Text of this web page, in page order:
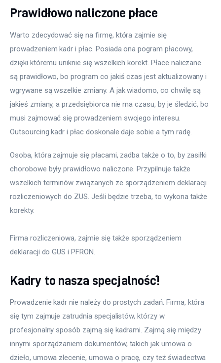
Prawidłowo naliczone płace
Warto zdecydować się na firmę, która zajmie się
prowadzeniem kadr i płac. Posiada ona pogram płacowy,
dzięki któremu uniknie się wszelkich korekt. Płace naliczane
są prawidłowo, bo program co jakiś czas jest aktualizowany i
wgrywane są wszelkie zmiany. A jak wiadomo, co chwilę są
jakieś zmiany, a przedsiębiorca nie ma czasu, by je śledzić, bo
musi zajmować się prowadzeniem swojego interesu.
Outsourcing kadr i płac doskonale daje sobie a tym radę.
Osoba, która zajmuje się płacami, zadba także o to, by zasiłki
chorobowe były prawidłowo naliczone. Przypilnuje także
wszelkich terminów związanych ze sporządzeniem deklaracji
rozliczeniowych do ZUS. Jeśli będzie trzeba, to wykona także
korekty.
Firma rozliczeniowa, zajmie się także sporządzeniem
deklaracji do GUS i PFRON.
Kadry to nasza specjalność!
Prowadzenie kadr nie należy do prostych zadań. Firma, która
się tym zajmuje zatrudnia specjalistów, którzy w
profesjonalny sposób zajmą się kadrami. Zajmą się między
innymi sporządzaniem dokumentów, takich jak umowa o
dzieło, umowa zlecenie, umowa o pracę, czy też świadectwa